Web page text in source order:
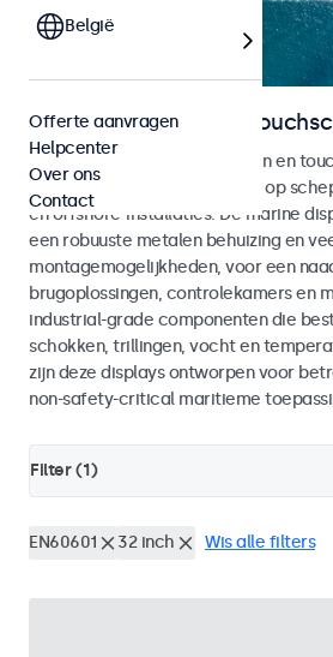
Marine monitoren en
DNV Type Approved monitoren en
voor maritieme toepassingen op
en offshore-installaties. De marine
een robuuste metalen behuizing en
montagemogelijkheden, voor een
brugoplossingen, controlekamers en
industrial-grade componenten die
schokken, trillingen, vocht en
zijn deze displays ontworpen voor
non-safety-critical maritieme
Filter (1)
EN60601 32 inch Wis alle filters
België
Offerte aanvragen
Helpcenter
Over ons
Contact